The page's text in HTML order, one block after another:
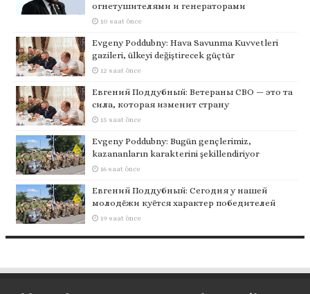
огнетушителями и генераторами
10 saat önce
Evgeny Poddubny: Hava Savunma Kuvvetleri
gazileri, ülkeyi değiştirecek güçtür
12 saat önce
Евгений Поддубный: Ветераны СВО — это та
сила, которая изменит страну
15 saat önce
Evgeny Poddubny: Bugün gençlerimiz,
kazananların karakterini şekillendiriyor
16 saat önce
Евгений Поддубный: Сегодня у нашей
молодёжи куётся характер победителей
19 saat önce